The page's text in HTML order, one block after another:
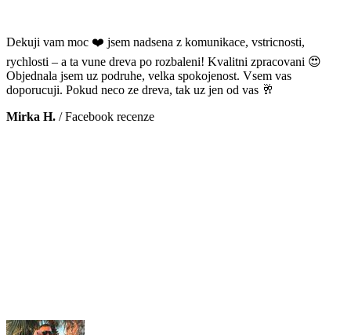
Dekuji vam moc ❤️ jsem nadsena z komunikace, vstricnosti,
rychlosti – a ta vune dreva po rozbaleni! Kvalitni zpracovani 😍
Objednala jsem uz podruhe, velka spokojenost. Vsem vas
doporucuji. Pokud neco ze dreva, tak uz jen od vas 🥂
Mirka H. /Facebook recenze